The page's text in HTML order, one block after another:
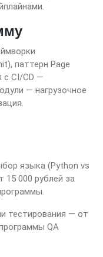
паттерн Page
с CI/CD —
— нагрузочное
языка (Python vs
000 рублей за
тестирования — от
QA